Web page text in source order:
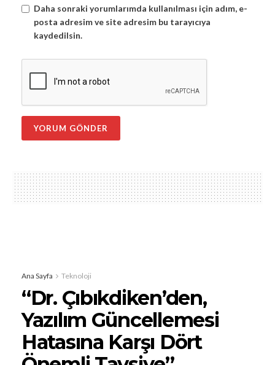
Daha sonraki yorumlarımda kullanılması için adım, e-
posta adresim ve site adresim bu tarayıcıya
kaydedilsin.
Ana Sayfa Teknoloji
“Dr. Çıbıkdiken’den,
Yazılım Güncellemesi
Hatasına Karşı Dört